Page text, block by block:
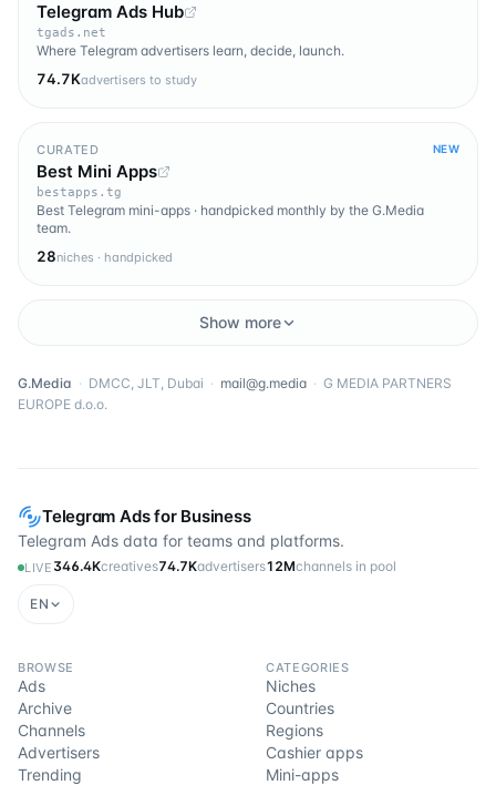
Telegram Ads for Business
Telegram Ads data for teams and platforms.
LIVE 346.4Kcreatives74.7Kadvertisers12Mchannels in pool
EN
BROWSE
Ads
Archive
Channels
Advertisers
Trending
CATEGORIES
Niches
Countries
Regions
Cashier apps
Mini-apps
Telegram Ads Hub
tgads.net
Where Telegram advertisers learn, decide, launch.
74.7Kadvertisers to study
CURATED NEW
Best Mini Apps
bestapps.tg
Best Telegram mini-apps · handpicked monthly by the G.Media
team.
28niches · handpicked
Show more
G.Media · DMCC, JLT, Dubai · mail@g.media · G MEDIA PARTNERS
EUROPE d.o.o.